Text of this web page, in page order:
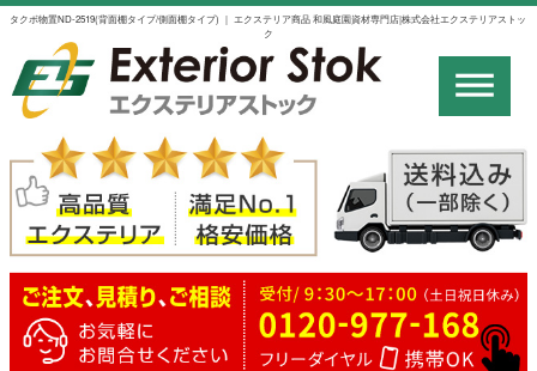
タクボ物置ND-2519(背面棚タイプ/側面棚タイプ) ｜ エクステリア商品 和風庭園資材専門店|株式会社エクステリアストッ
ク